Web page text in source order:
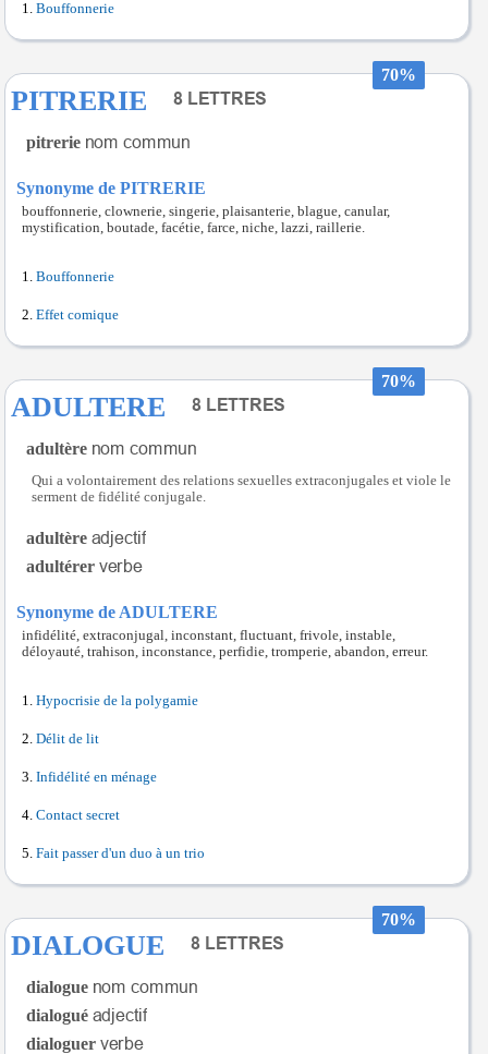
Bouffonnerie
70%
PITRERIE
pitrerie
Synonyme de PITRERIE
bouffonnerie, clownerie, singerie, plaisanterie, blague, canular,
mystification, boutade, facétie, farce, niche, lazzi, raillerie.
Bouffonnerie
Effet comique
70%
ADULTERE
adultère
Qui a volontairement des relations sexuelles extraconjugales et viole le
serment de fidélité conjugale.
adultère
adultérer
Synonyme de ADULTERE
infidélité, extraconjugal, inconstant, fluctuant, frivole, instable,
déloyauté, trahison, inconstance, perfidie, tromperie, abandon, erreur.
Hypocrisie de la polygamie
Délit de lit
Infidélité en ménage
Contact secret
Fait passer d'un duo à un trio
70%
DIALOGUE
dialogue
dialogué
dialoguer